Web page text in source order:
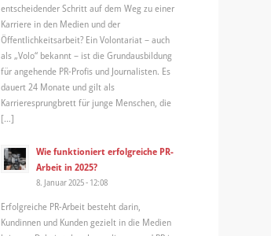
entscheidender Schritt auf dem Weg zu einer
Karriere in den Medien und der
Öffentlichkeitsarbeit? Ein Volontariat – auch
als „Volo“ bekannt – ist die Grundausbildung
für angehende PR-Profis und Journalisten. Es
dauert 24 Monate und gilt als
Karrieresprungbrett für junge Menschen, die
[…]
Wie funktioniert erfolgreiche PR-
Arbeit in 2025?
8. Januar 2025 - 12:08
Erfolgreiche PR-Arbeit besteht darin,
Kundinnen und Kunden gezielt in die Medien